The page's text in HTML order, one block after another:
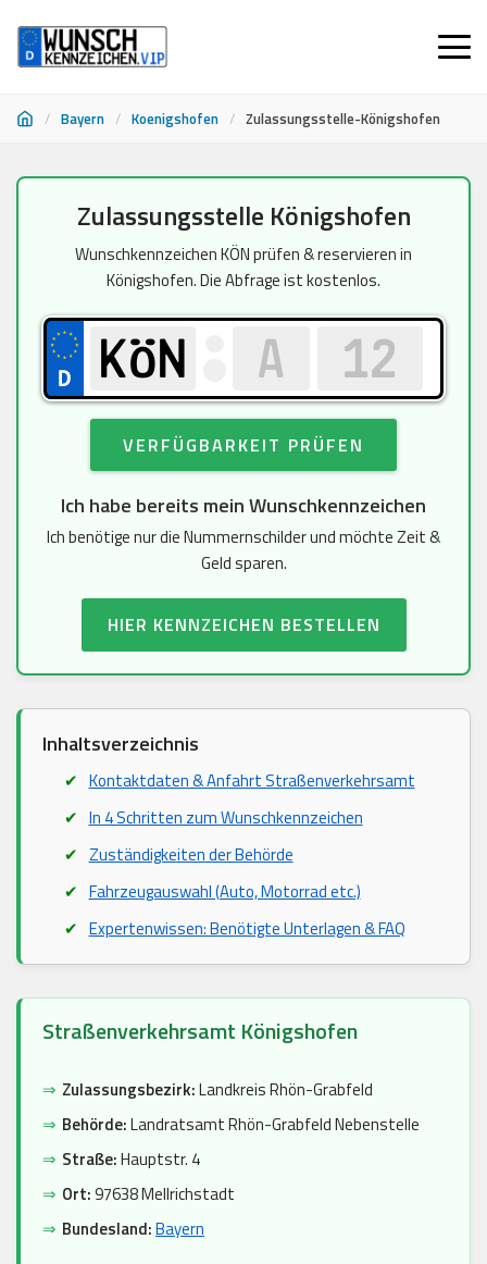
/ Bayern / Koenigshofen / Zulassungsstelle-Königshofen
springen
Zulassungsstelle Königshofen
Wunschkennzeichen KÖN prüfen & reservieren in
Königshofen. Die Abfrage ist kostenlos.
VERFÜGBARKEIT PRÜFEN
Ich habe bereits mein Wunschkennzeichen
Ich benötige nur die Nummernschilder und möchte Zeit &
Geld sparen.
HIER KENNZEICHEN BESTELLEN
Inhaltsverzeichnis
Kontaktdaten & Anfahrt Straßenverkehrsamt
In 4 Schritten zum Wunschkennzeichen
Zuständigkeiten der Behörde
Fahrzeugauswahl (Auto, Motorrad etc.)
Expertenwissen: Benötigte Unterlagen & FAQ
Straßenverkehrsamt Königshofen
⇒ Zulassungsbezirk:Landkreis Rhön-Grabfeld
⇒ Behörde:Landratsamt Rhön-Grabfeld Nebenstelle
⇒ Straße:Hauptstr. 4
⇒ Ort:97638 Mellrichstadt
⇒ Bundesland:Bayern